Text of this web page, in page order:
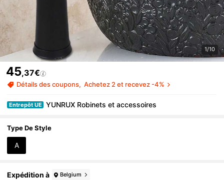
1/10
45,37€
Détails des coupons Achetez 2 et recevez -4%
Entrepôt UE YUNRUX Robinets et accessoires
Type De Style
A
Expédition à Belgium